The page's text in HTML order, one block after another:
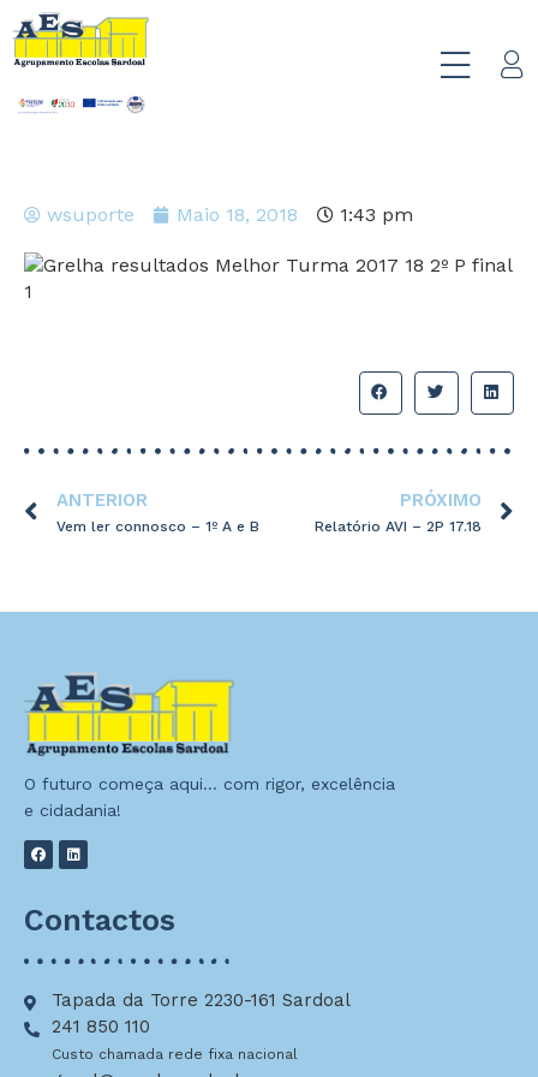
wsuporte Maio 18, 2018 1:43 pm
ANTERIOR
Vem ler connosco – 1º A e B
PRÓXIMO
Relatório AVI – 2P 17.18
O futuro começa aqui… com rigor, excelência
e cidadania!
Contactos
Tapada da Torre 2230-161 Sardoal
241 850 110
Custo chamada rede fixa nacional